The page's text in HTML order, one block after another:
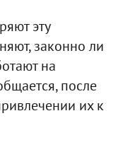
эту
законно ли
на
после
их к